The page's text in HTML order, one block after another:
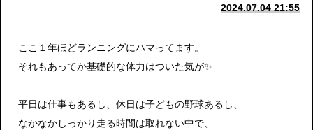
2024.07.04 21:55
ここ１年ほどランニングにハマってます。
それもあってか基礎的な体力はついた気が✨
平日は仕事もあるし、休日は子どもの野球あるし、
なかなかしっかり走る時間は取れない中で、